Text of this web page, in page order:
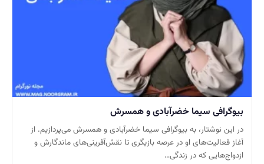
بیوگرافی سیما خضرآبادی و همسرش
در این نوشتار، به بیوگرافی سیما خضرآبادی و همسرش می‌پردازیم. از
آغاز فعالیت‌های او در عرصه بازیگری تا نقش‌آفرینی‌های ماندگارش و
ازدواج‌هایی که در زندگی…